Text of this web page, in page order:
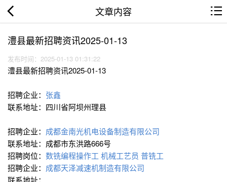
文章内容
澧县最新招聘资讯2025-01-13
发布时间：2025-01-13 01:31:22
澧县最新招聘资讯2025-01-13
招聘企业： 张鑫
联系地址：四川省阿坝州理县
招聘企业： 成都金南光机电设备制造有限公司
联系地址：成都市东洪路666号
招聘岗位： 数铣编程操作工 机械工艺员 普铣工
招聘企业： 成都天泽减速机制造有限公司
联系地址：